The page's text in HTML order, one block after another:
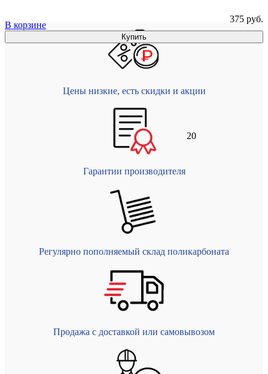
375 руб.
В корзине
Купить
20
Цены низкие, есть скидки и акции
Гарантии производителя
Регулярно пополняемый склад поликарбоната
Продажа с доставкой или самовывозом